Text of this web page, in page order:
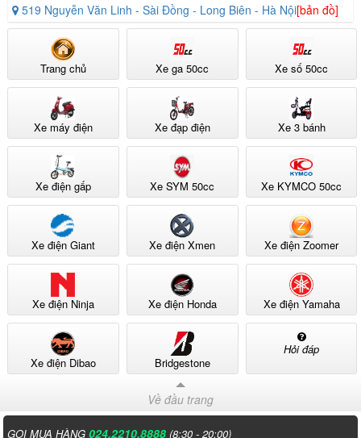
519 Nguyễn Văn Linh - Sài Đồng - Long Biên - Hà Nội[bản đồ]
Trang chủ Xe ga 50cc Xe số 50cc
Xe máy điện Xe đạp điện Xe 3 bánh
Xe điện gấp Xe SYM 50cc Xe KYMCO 50cc
Xe điện Giant Xe điện Xmen Xe điện Zoomer
Xe điện Ninja Xe điện Honda Xe điện Yamaha
Xe điện Dibao Bridgestone
Hỏi đáp
Về đầu trang
GỌI MUA HÀNG024.2210.8888 (8:30 - 20:00)